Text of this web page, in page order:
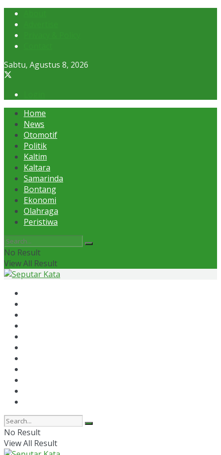
Sabtu, Agustus 8, 2026
Home
News
Otomotif
Politik
Kaltim
Kaltara
Samarinda
Bontang
Ekonomi
Olahraga
Peristiwa
No Result
View All Result
No Result
View All Result